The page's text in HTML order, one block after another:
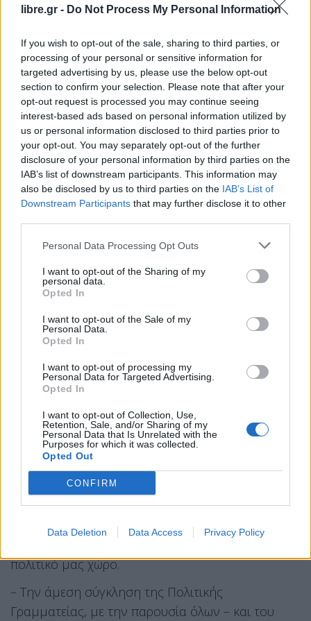
libre.gr - Do Not Process My Personal Information
If you wish to opt-out of the sale, sharing to third parties, or
processing of your personal or sensitive information for
targeted advertising by us, please use the below opt-out
section to confirm your selection. Please note that after your
opt-out request is processed you may continue seeing
interest-based ads based on personal information utilized by
us or personal information disclosed to third parties prior to
your opt-out. You may separately opt-out of the further
disclosure of your personal information by third parties on the
IAB’s list of downstream participants. This information may
also be disclosed by us to third parties on the IAB’s List of
Downstream Participants that may further disclose it to other
Personal Data Processing Opt Outs
I want to opt-out of the Sharing of my
personal data.
Opted In
I want to opt-out of the Sale of my
Personal Data.
Opted In
I want to opt-out of processing my
Personal Data for Targeted Advertising.
Opted In
I want to opt-out of Collection, Use,
Retention, Sale, and/or Sharing of my
Personal Data that Is Unrelated with the
Purposes for which it was collected.
Opted Out
CONFIRM
Data Deletion Data Access Privacy Policy
Κεντρικής Επιτροπής», σημειώνουν.
Την ίδια στιγμή, «το καταστατικό του ΣΥΡΙΖΑ-ΠΣ
ορίζει σαφώς ότι το κόμμα είναι «ενιαίο, μαζικό,
δημοκρατικό» και «κόμμα των μελών του»,
σεβόμενο «θεσμικά και έμπρακτα κάθε μέλος του,
τις απόψεις και τις εμπειρίες του». Η παράκαμψη
των συλλογικών διαδικασιών υπονομεύει αυτές τις
αρχές. Η εικόνα που εκπέμπεται προς την
κοινωνία είναι εικόνα πολιτικής δυσλειτουργίας,
στα όρια της δυστοπίας. Την ώρα που το κόμμα
«αιμορραγεί» και οι πολίτες παρακολουθούν σε
οθόνες τη δημόσια διάλυση του χώρου,
αυτονόητα δεν αποτελεί επίδειξη ηγετικής
πυγμής, ούτε συντείνει στην ζητούμενη ενότητα
μέσω του διαλόγου και της συλλογικής
λειτουργίας», όπως αναφέρουν.
Τι ζητούν οι 11
«Οι υπογράφουσες και οι υπογράφοντες, μέλη της
Κεντρικής Επιτροπής του ΣΥΡΙΖΑ-Π.Σ. από την
Κρήτη,ζητούμε άμεσα τα παρακάτω αυτονόητα
– Την ανάκληση της διαγραφής του συντρόφου
Παύλου Πολάκη από την Κ.Ο., ως πράξη
αποκατάστασης της εσωκομματικής δημοκρατίας
και πράξη ενίσχυσης του εσωκομματικού
πολιτικό μας χώρο.
– Την άμεση σύγκληση της Πολιτικής
Γραμματείας, με την παρουσία όλων – και του